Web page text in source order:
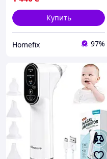
Купить
Homefix 97%